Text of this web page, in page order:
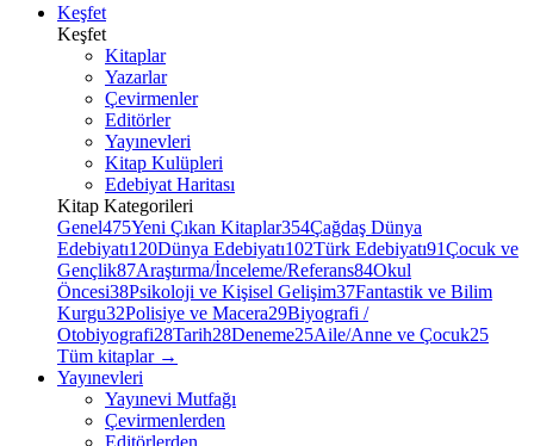
Keşfet
Keşfet
Kitaplar
Yazarlar
Çevirmenler
Editörler
Yayınevleri
Kitap Kulüpleri
Edebiyat Haritası
Kitap Kategorileri
Genel475Yeni Çıkan Kitaplar354Çağdaş Dünya
Edebiyatı120Dünya Edebiyatı102Türk Edebiyatı91Çocuk ve
Gençlik87Araştırma/İnceleme/Referans84Okul
Öncesi38Psikoloji ve Kişisel Gelişim37Fantastik ve Bilim
Kurgu32Polisiye ve Macera29Biyografi /
Otobiyografi28Tarih28Deneme25Aile/Anne ve Çocuk25
Tüm kitaplar →
Yayınevleri
Yayınevi Mutfağı
Çevirmenlerden
Editörlerden